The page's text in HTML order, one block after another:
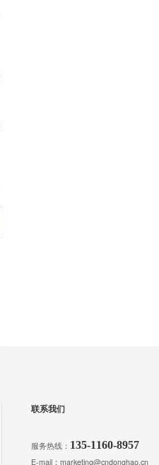
联系我们
服务热线： 135-1160-8957
E-mail：marketing@cndonghao.cn